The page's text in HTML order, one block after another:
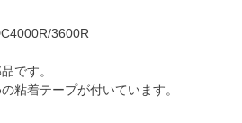
3600R
です。
粘着テープが付いています。